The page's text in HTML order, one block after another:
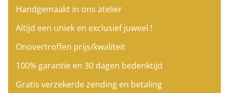
Handgemaakt in ons atelier
Altijd een uniek en exclusief juweel !
Onovertroffen prijs/kwaliteit
100% garantie en 30 dagen bedenktijd
Gratis verzekerde zending en betaling